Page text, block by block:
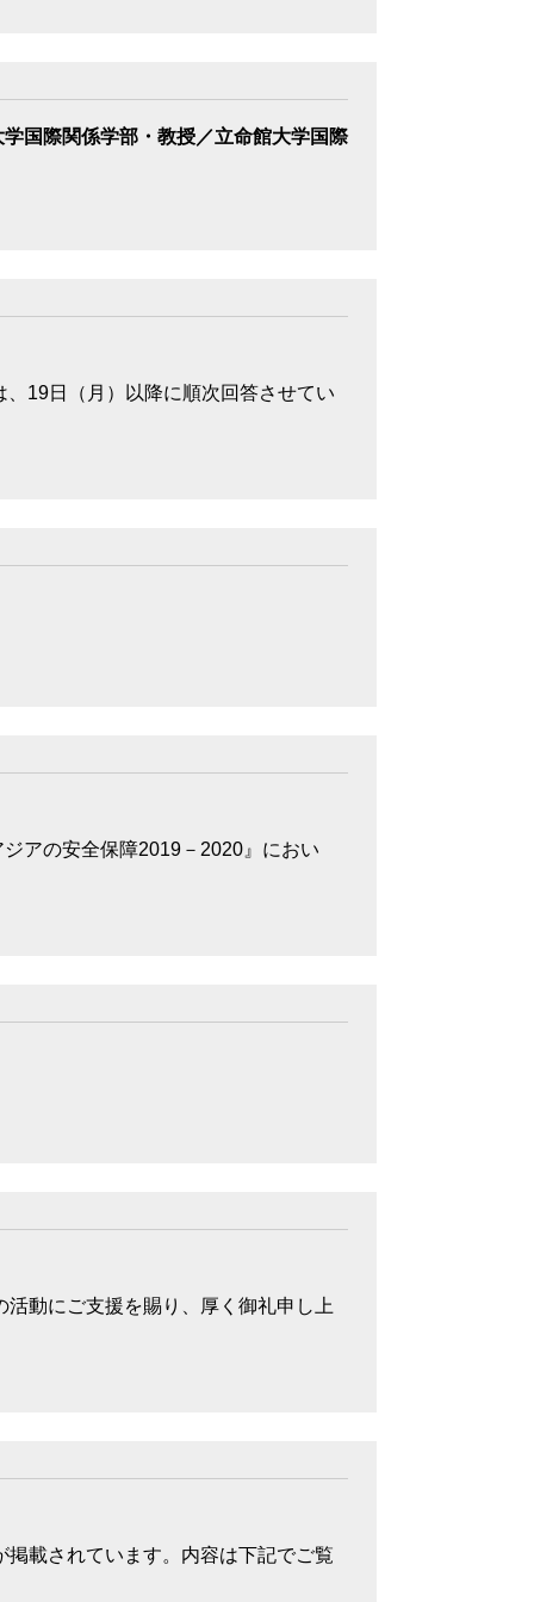
国際関係学部・教授／立命館大学国際
19日（月）以降に順次回答させてい
アの安全保障2019－2020』におい
動にご支援を賜り、厚く御礼申し上
載されています。内容は下記でご覧